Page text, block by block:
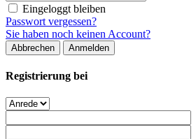
Eingeloggt bleiben
Passwort vergessen?
Sie haben noch keinen Account?
Abbrechen Anmelden
Registrierung bei